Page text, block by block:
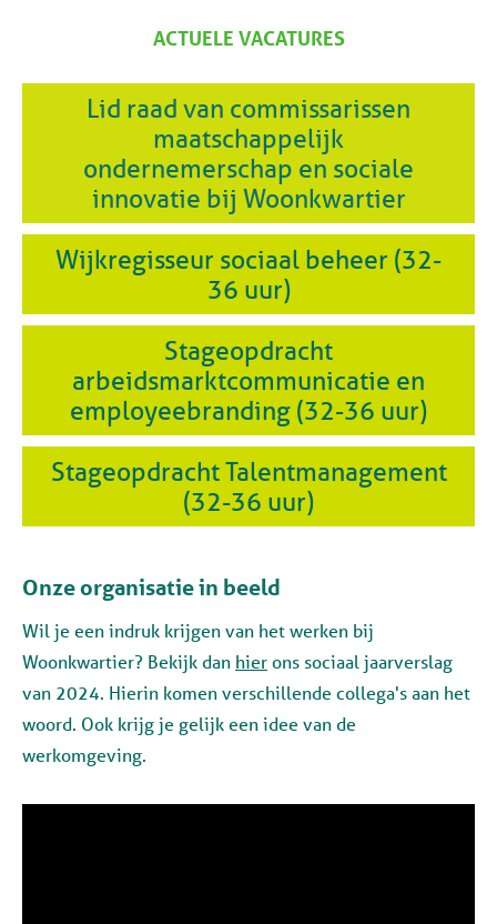
ACTUELE VACATURES
Lid raad van commissarissen
maatschappelijk
ondernemerschap en sociale
innovatie bij Woonkwartier
Wijkregisseur sociaal beheer (32-
36 uur)
Stageopdracht
arbeidsmarktcommunicatie en
employeebranding (32-36 uur)
Stageopdracht Talentmanagement
(32-36 uur)
Onze organisatie in beeld
Wil je een indruk krijgen van het werken bij
Woonkwartier? Bekijk dan hierons sociaal jaarverslag
van 2024. Hierin komen verschillende collega's aan het
woord. Ook krijg je gelijk een idee van de
werkomgeving.